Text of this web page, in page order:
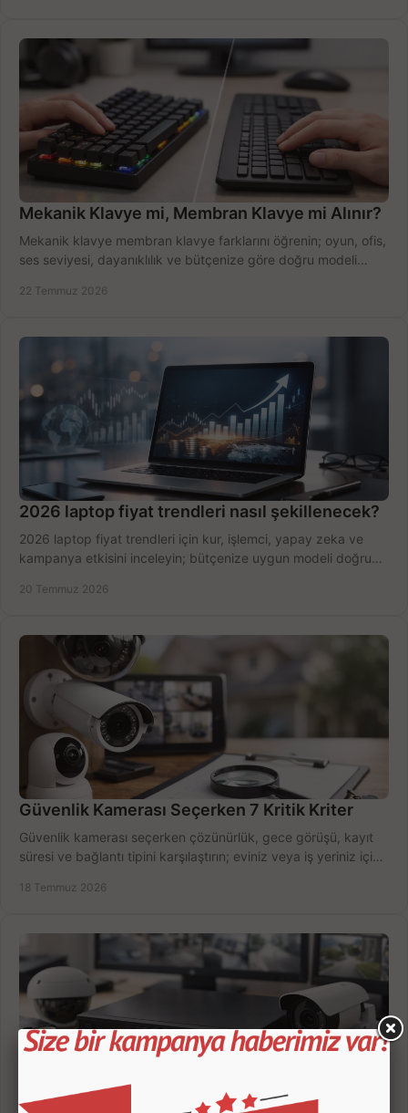
Mekanik Klavye mi, Membran Klavye mi Alınır?
Mekanik klavye membran klavye farklarını öğrenin; oyun, ofis,
ses seviyesi, dayanıklılık ve bütçenize göre doğru modeli
22 Temmuz 2026
2026 laptop fiyat trendleri nasıl şekillenecek?
2026 laptop fiyat trendleri için kur, işlemci, yapay zeka ve
kampanya etkisini inceleyin; bütçenize uygun modeli doğru
20 Temmuz 2026
Güvenlik Kamerası Seçerken 7 Kritik Kriter
Güvenlik kamerası seçerken çözünürlük, gece görüşü, kayıt
süresi ve bağlantı tipini karşılaştırın; eviniz veya iş yeriniz için
18 Temmuz 2026
Kamera Kayıt Cihazı İncelemesi Nasıl Yapılır?